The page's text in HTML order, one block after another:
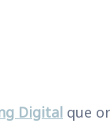
Digital que